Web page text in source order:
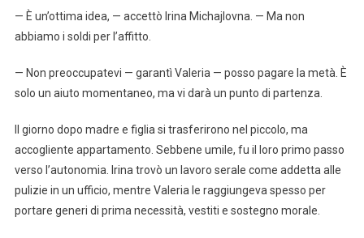
— È un’ottima idea, — accettò Irina Michajlovna. — Ma non
abbiamo i soldi per l’affitto.
— Non preoccupatevi — garantì Valeria — posso pagare la metà. È
solo un aiuto momentaneo, ma vi darà un punto di partenza.
Il giorno dopo madre e figlia si trasferirono nel piccolo, ma
accogliente appartamento. Sebbene umile, fu il loro primo passo
verso l’autonomia. Irina trovò un lavoro serale come addetta alle
pulizie in un ufficio, mentre Valeria le raggiungeva spesso per
portare generi di prima necessità, vestiti e sostegno morale.